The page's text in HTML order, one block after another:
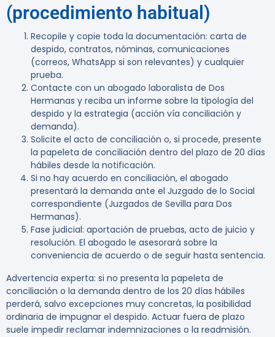
(procedimiento habitual)
Recopile y copie toda la documentación: carta de
despido, contratos, nóminas, comunicaciones
(correos, WhatsApp si son relevantes) y cualquier
prueba.
Contacte con un abogado laboralista de Dos
Hermanas y reciba un informe sobre la tipología del
despido y la estrategia (acción vía conciliación y
demanda).
Solicite el acto de conciliación o, si procede, presente
la papeleta de conciliación dentro del plazo de 20 días
hábiles desde la notificación.
Si no hay acuerdo en conciliación, el abogado
presentará la demanda ante el Juzgado de lo Social
correspondiente (Juzgados de Sevilla para Dos
Hermanas).
Fase judicial: aportación de pruebas, acto de juicio y
resolución. El abogado le asesorará sobre la
conveniencia de acuerdo o de seguir hasta sentencia.
Advertencia experta: si no presenta la papeleta de
conciliación o la demanda dentro de los 20 días hábiles
perderá, salvo excepciones muy concretas, la posibilidad
ordinaria de impugnar el despido. Actuar fuera de plazo
suele impedir reclamar indemnizaciones o la readmisión.